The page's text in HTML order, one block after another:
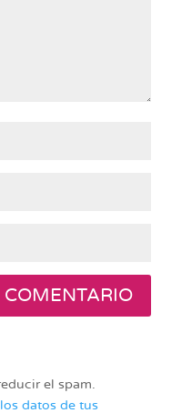
el spam.
datos de tus